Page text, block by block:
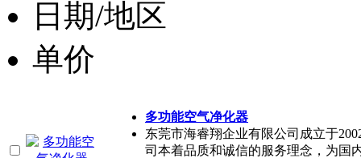
日期/地区
单价
多功能空气净化器
东莞市海睿翔企业有限公司成立于
司本着品质和诚信的服务理念，为国